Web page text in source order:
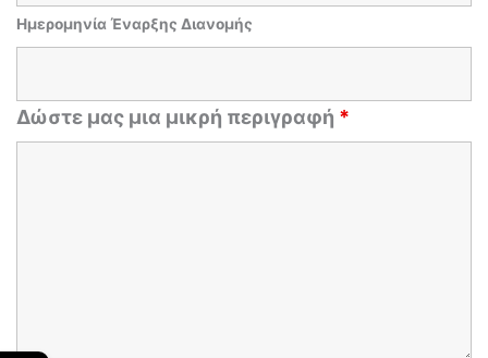
Ημερομηνία Έναρξης Διανομής
Δώστε μας μια μικρή περιγραφή *